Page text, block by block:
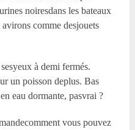
noiresdans les bateaux
comme desjouets
à demi fermés.
un poisson deplus. Bas
eau dormante, pasvrai ?
vous pouvez